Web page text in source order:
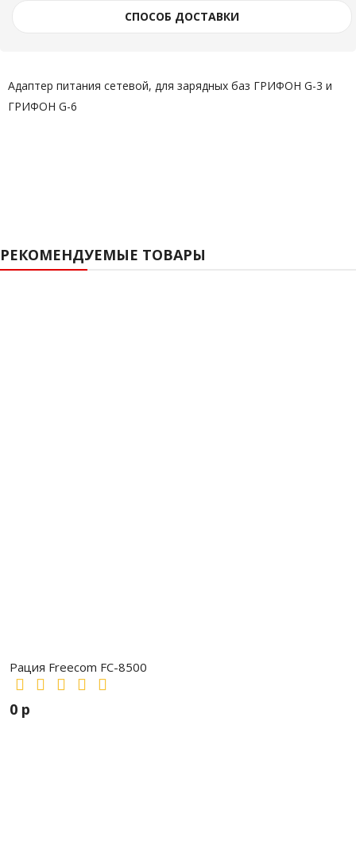
СПОСОБ ДОСТАВКИ
Адаптер питания сетевой, для зарядных баз ГРИФОН G-3 и
ГРИФОН G-6
РЕКОМЕНДУЕМЫЕ ТОВАРЫ
Рация Freecom FC-8500
0 р